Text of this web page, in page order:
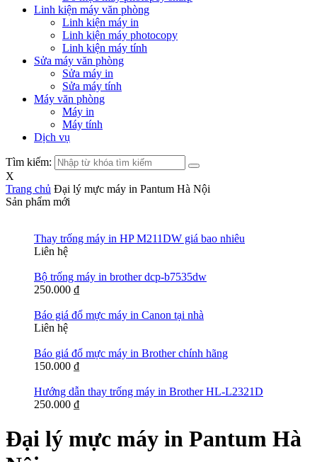
Linh kiện máy văn phòng
Linh kiện máy in
Linh kiện máy photocopy
Linh kiện máy tính
Sửa máy văn phòng
Sửa máy in
Sửa máy tính
Máy văn phòng
Máy in
Máy tính
Dịch vụ
Tìm kiếm:
X
Trang chủ Đại lý mực máy in Pantum Hà Nội
Sản phẩm mới
Thay trống máy in HP M211DW giá bao nhiêu
Liên hệ
Bộ trống máy in brother dcp-b7535dw
250.000 ₫
Báo giá đổ mực máy in Canon tại nhà
Liên hệ
Báo giá đổ mực máy in Brother chính hãng
150.000 ₫
Hướng dẫn thay trống máy in Brother HL-L2321D
250.000 ₫
Đại lý mực máy in Pantum Hà